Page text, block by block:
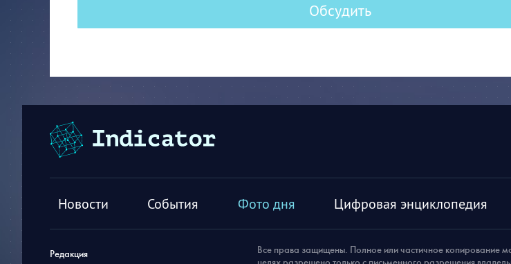
Обсудить
Новости События Фото дня Цифровая энциклопедия
Редакция
Все права защищены. Полное или частичное копирование